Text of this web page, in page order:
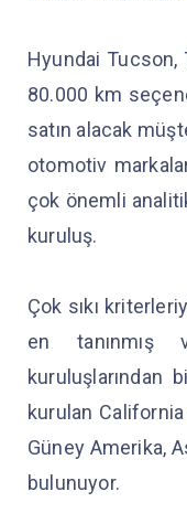
Hyundai Tucson,
80.000 km
satın alacak
otomotiv
çok önemli
kuruluş.
Çok sıkı
en tanınmış
kuruluşlarından
kurulan
Güney Amerika,
bulunuyor.